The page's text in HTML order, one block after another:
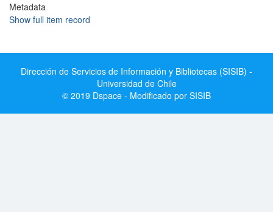
Metadata
Show full item record
Dirección de Servicios de Información y Bibliotecas (SISIB) -
Universidad de Chile
© 2019 Dspace - Modificado por SISIB